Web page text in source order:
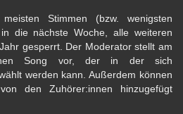
Stimmen (bzw. wenigsten
die nächste Woche, alle weiteren
gesperrt. Der Moderator stellt am
Song vor, der in der sich
werden kann. Außerdem können
den Zuhörer:innen hinzugefügt